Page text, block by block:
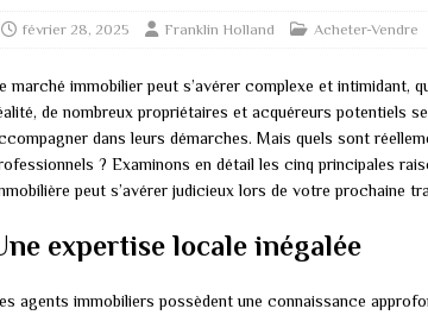
février 28, 2025 Franklin Holland Acheter-Vendre
marché immobilier peut s’avérer complexe et intimidant,
de nombreux propriétaires et acquéreurs potentiels
dans leurs démarches. Mais quels sont
? Examinons en détail les cinq principales
peut s’avérer judicieux lors de votre prochaine
expertise locale inégalée
agents immobiliers possèdent une connaissance